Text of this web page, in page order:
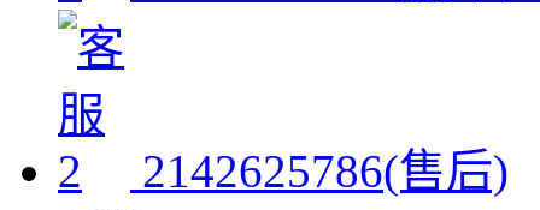
2142625786(售后)